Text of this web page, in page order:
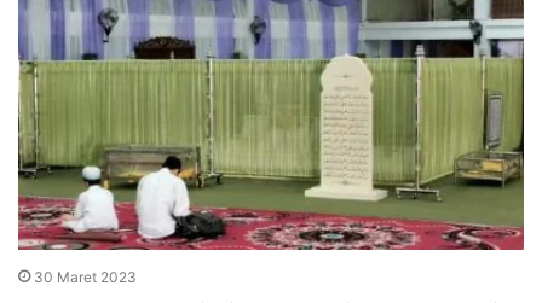
30 Maret 2023